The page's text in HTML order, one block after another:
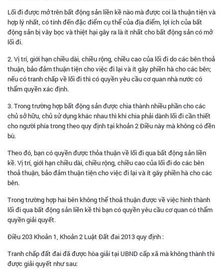
Lối đi được mở trên bất động sản liền kề nào mà được coi là thuận tiện và
hợp lý nhất, có tính đến đặc điểm cụ thể của địa điểm, lợi ích của bất
động sản bị vây bọc và thiệt hại gây ra là ít nhất cho bất động sản có mở
lối đi.
2. Vị trí, giới hạn chiều dài, chiều rộng, chiều cao của lối đi do các bên thoả
thuận, bảo đảm thuận tiện cho việc đi lại và ít gây phiền hà cho các bên;
nếu có tranh chấp về lối đi thì có quyền yêu cầu cơ quan nhà nước có
thẩm quyền xác định.
3. Trong trường hợp bất động sản được chia thành nhiều phần cho các
chủ sở hữu, chủ sử dụng khác nhau thì khi chia phải dành lối đi cần thiết
cho người phía trong theo quy định tại khoản 2 Điều này mà không có đền
bù.
Theo đó, bạn có quyền được thỏa thuận về lối đi qua bất động sản liền
kề. Vị trí, giới hạn chiều dài, chiều rộng, chiều cao của lối đi do các bên
thoả thuận, bảo đảm thuận tiện cho việc đi lại và ít gây phiền hà cho các
bên.
Trong trường hợp hai bên không thể thoả thuận được về việc hình thành
lối đi qua bất động sản liền kề thì bạn có quyền yêu cầu cơ quan có thẩm
quyền giải quyết.
Điều 203 Khoản 1, Khoản 2 Luật Đất đai 2013 quy định :
Tranh chấp đất đai đã được hòa giải tại UBND cấp xã mà không thành thì
được giải quyết như sau: